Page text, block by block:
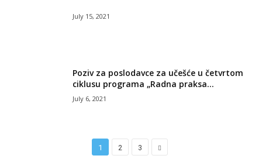
July 15, 2021
Poziv za poslodavce za učešće u četvrtom
ciklusu programa „Radna praksa...
July 6, 2021
1 2 3